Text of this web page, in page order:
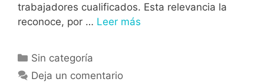
trabajadores cualificados. Esta relevancia la
reconoce, por … Leer más
Sin categoría
Deja un comentario